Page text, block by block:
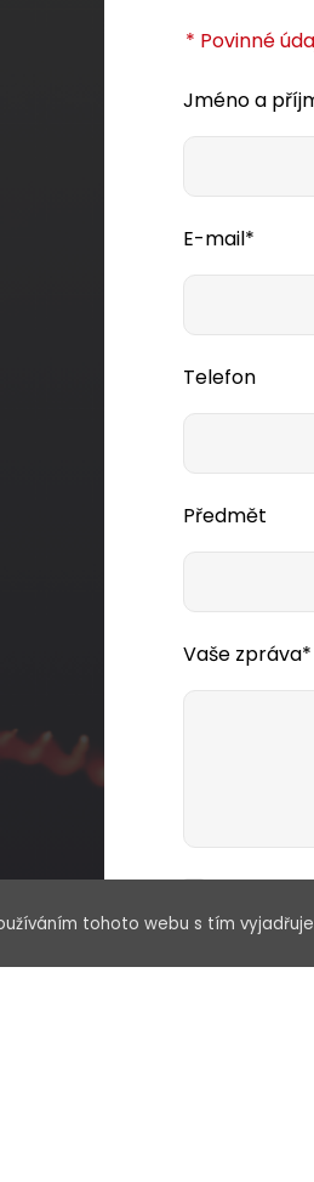
* Povinné
Jméno a
E-mail*
Telefon
Předmět
Vaše zpráva*
tohoto webu s tím